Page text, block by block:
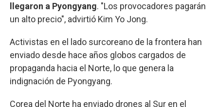
llegaron a Pyongyang. "Los provocadores pagarán
un alto precio", advirtió Kim Yo Jong.
Activistas en el lado surcoreano de la frontera han
enviado desde hace años globos cargados de
propaganda hacia el Norte, lo que genera la
indignación de Pyongyang.
Corea del Norte ha enviado drones al Sur en el